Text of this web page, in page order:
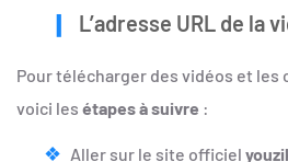
L’adresse URL de la
Pour télécharger des vidéos et les
voici les étapes à suivre :
Aller sur le site officiel